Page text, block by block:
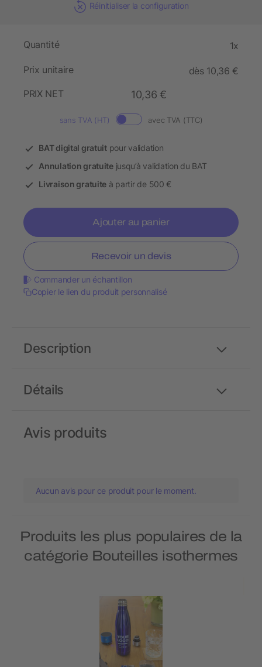
Réinitialiser la configuration
Quantité 1x
Prix unitaire
dès 10,36 €
PRIX NET
10,36 €
sans TVA (HT) avec TVA (TTC)
BAT digital gratuitpour validation
Annulation gratuitejusqu’à validation du BAT
Livraison gratuite à partir de 500 €
Ajouter au panier
Recevoir un devis
Commander un échantillon
Copier le lien du produit personnalisé
Détails
Description
Avis produits
Aucun avis pour ce produit pour le moment.
Produits les plus populaires de la
catégorie Bouteilles isothermes